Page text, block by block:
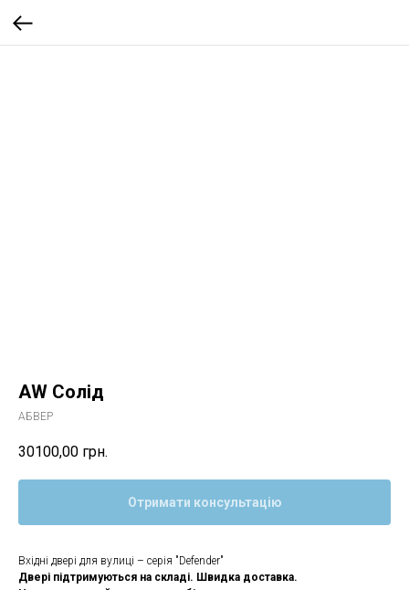
AW Солід
АБВЕР
30100,00 грн.
Отримати консультацію
Вхідні двері для вулиці – серія "Defender"
Двері підтримуються на складі. Швидка доставка.